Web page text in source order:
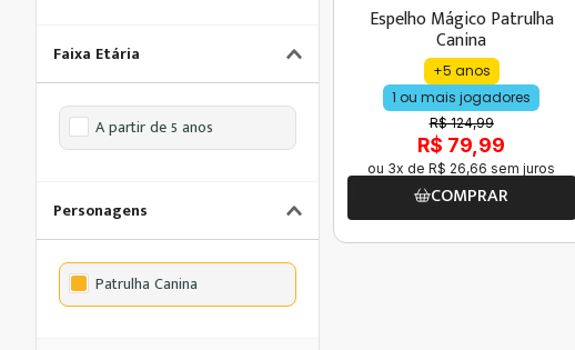
Faixa Etária
A partir de 5 anos
Personagens
Patrulha Canina
Espelho Mágico Patrulha
Canina
+5 anos
1 ou mais jogadores
R$ 124,99
R$ 79,99
ou 3x deR$ 26,66 sem juros
COMPRAR